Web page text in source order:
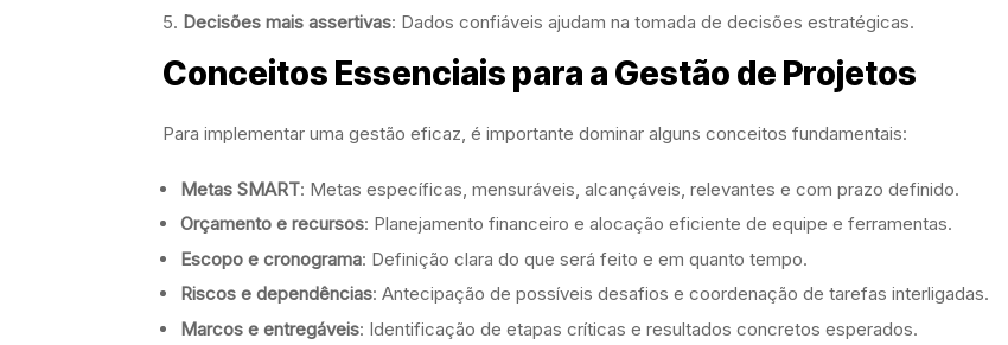
Decisões mais assertivas: Dados confiáveis ajudam na tomada de decisões estratégicas.
Conceitos Essenciais para a Gestão de Projetos
Para implementar uma gestão eficaz, é importante dominar alguns conceitos fundamentais:
Metas SMART: Metas específicas, mensuráveis, alcançáveis, relevantes e com prazo definido.
Orçamento e recursos: Planejamento financeiro e alocação eficiente de equipe e ferramentas.
Escopo e cronograma: Definição clara do que será feito e em quanto tempo.
Riscos e dependências: Antecipação de possíveis desafios e coordenação de tarefas interligadas.
Marcos e entregáveis: Identificação de etapas críticas e resultados concretos esperados.